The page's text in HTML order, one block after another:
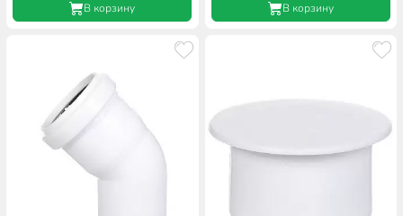
В корзину В корзину